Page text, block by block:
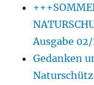
Ausgabe
Gedanken